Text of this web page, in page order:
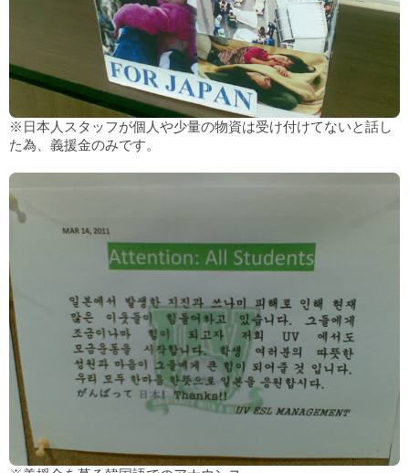
※日本人スタッフが個人や少量の物資は受け付けてないと話し
た為、義援金のみです。